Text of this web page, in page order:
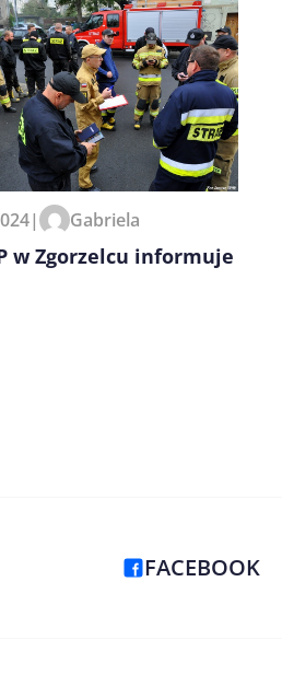
| Gabriela
w Zgorzelcu informuje
FACEBOOK